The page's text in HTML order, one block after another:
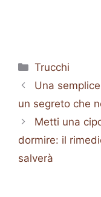
Categorie
Trucchi
Una
un segreto che
Metti una
dormire: il
salverà